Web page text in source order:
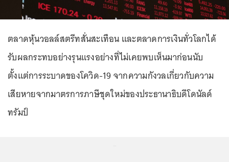
ตลาดหุ้นวอลล์สตรีทสั่นสะเทือน และตลาดการเงินทั่วโลกได้
รับผลกระทบอย่างรุนแรงอย่างที่ไม่เคยพบเห็นมาก่อนนับ
ตั้งแต่การระบาดของโควิด-19 จากความกังวลเกี่ยวกับความ
เสียหายจากมาตรการภาษีชุดใหม่ของประธานาธิบดีโดนัลด์
ทรัมป์